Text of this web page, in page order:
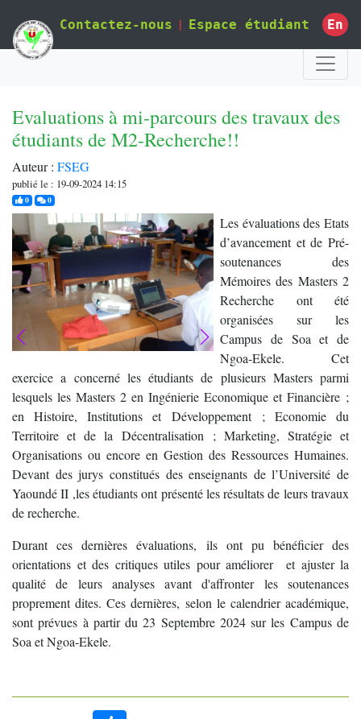
Contactez-nous | Espace étudiant En
Evaluations à mi-parcours des travaux des
étudiants de M2-Recherche!!
Auteur : FSEG
publié le : 19-09-2024 14:15
0j'aime0commentaires
Les évaluations des Etats
d’avancement et de Pré-
soutenances des
Mémoires des Masters 2
Recherche ont été
organisées sur les
Campus de Soa et de
Ngoa-Ekele. Cet
exercice a concerné les étudiants de plusieurs Masters parmi
lesquels les Masters 2 en Ingénierie Economique et Financière ;
en Histoire, Institutions et Développement ; Economie du
Territoire et de la Décentralisation ; Marketing, Stratégie et
Organisations ou encore en Gestion des Ressources Humaines.
Devant des jurys constitués des enseignants de l’Université de
Yaoundé II ,les étudiants ont présenté les résultats de leurs travaux
de recherche.
Durant ces dernières évaluations, ils ont pu bénéficier des
orientations et des critiques utiles pour améliorer et ajuster la
qualité de leurs analyses avant d'affronter les soutenances
proprement dites. Ces dernières, selon le calendrier académique,
sont prévues à partir du 23 Septembre 2024 sur les Campus de
Soa et Ngoa-Ekele.